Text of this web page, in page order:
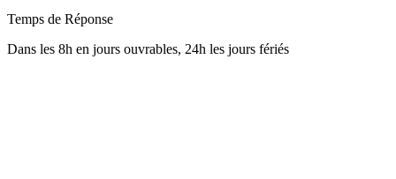
Temps de Réponse
Dans les 8h en jours ouvrables, 24h les jours fériés